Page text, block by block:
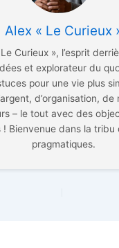
Alex « Le Curieux
Curieux », l’esprit
et explorateur du
pour une vie plus
d’organisation,
– le tout avec des
Bienvenue dans la tribu
pragmatiques.